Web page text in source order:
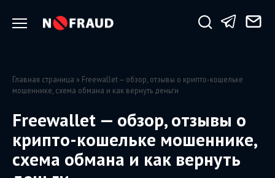
Главная страница » Freewallet — обзор, отзывы о крипто-кошельке
мошеннике, схема обмана и как вернуть деньги
Freewallet — обзор, отзывы о
крипто-кошельке мошеннике,
схема обмана и как вернуть